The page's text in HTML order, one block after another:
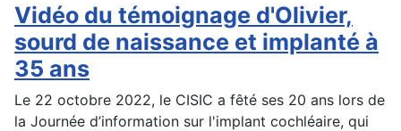
Vidéo du témoignage d'Olivier,
sourd de naissance et implanté à
35 ans
Le 22 octobre 2022, le CISIC a fêté ses 20 ans lors de
la Journée d’information sur l'implant cochléaire, qui